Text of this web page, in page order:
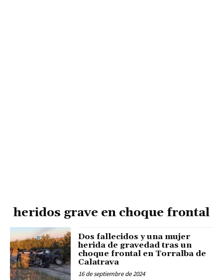
heridos grave en choque frontal
Dos fallecidos y una mujer
herida de gravedad tras un
choque frontal en Torralba de
Calatrava
16 de septiembre de 2024